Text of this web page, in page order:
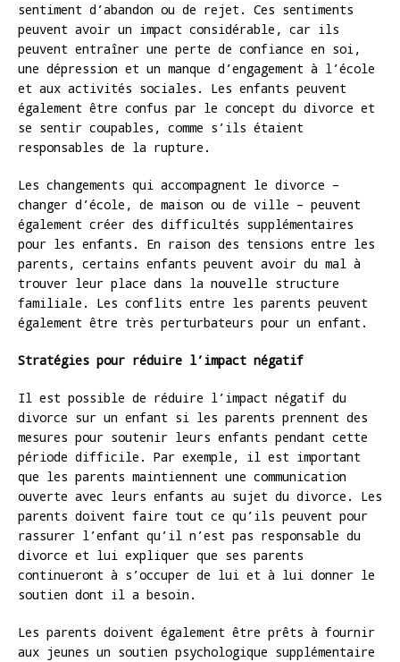
sentiment d’abandon ou de rejet. Ces sentiments
peuvent avoir un impact considérable, car ils
peuvent entraîner une perte de confiance en soi,
une dépression et un manque d’engagement à l’école
et aux activités sociales. Les enfants peuvent
également être confus par le concept du divorce et
se sentir coupables, comme s’ils étaient
responsables de la rupture.
Les changements qui accompagnent le divorce –
changer d’école, de maison ou de ville – peuvent
également créer des difficultés supplémentaires
pour les enfants. En raison des tensions entre les
parents, certains enfants peuvent avoir du mal à
trouver leur place dans la nouvelle structure
familiale. Les conflits entre les parents peuvent
également être très perturbateurs pour un enfant.
Stratégies pour réduire l’impact négatif
Il est possible de réduire l’impact négatif du
divorce sur un enfant si les parents prennent des
mesures pour soutenir leurs enfants pendant cette
période difficile. Par exemple, il est important
que les parents maintiennent une communication
ouverte avec leurs enfants au sujet du divorce. Les
parents doivent faire tout ce qu’ils peuvent pour
rassurer l’enfant qu’il n’est pas responsable du
divorce et lui expliquer que ses parents
continueront à s’occuper de lui et à lui donner le
soutien dont il a besoin.
Les parents doivent également être prêts à fournir
aux jeunes un soutien psychologique supplémentaire